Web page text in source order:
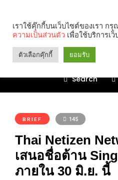
Search
BRIEF 145
Thai Netizen
เสนอชื่อต้าน
ภายใน 30 มิ.ย. นี้
เราใช้คุ๊กกี้บนเว็บไซต์ของเรา ก
ความเป็นส่วนตัว เพื่อใช้บริการเว็
ตัวเลือกคุ๊กกี้ ยอมรับ